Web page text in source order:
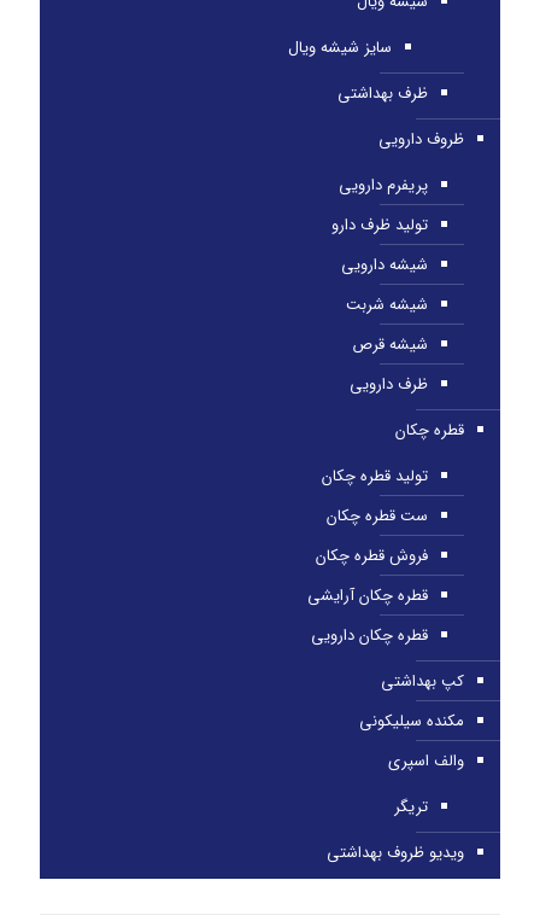
سایز شیشه ویال
ظرف بهداشتی
ظروف دارویی
پریفرم دارویی
تولید ظرف دارو
شیشه دارویی
شیشه شربت
شیشه قرص
ظرف دارویی
قطره چکان
تولید قطره چکان
ست قطره چکان
فروش قطره چکان
قطره چکان آرایشی
قطره چکان دارویی
کپ بهداشتی
مکنده سیلیکونی
والف اسپری
تریگر
ویدیو ظروف بهداشتی